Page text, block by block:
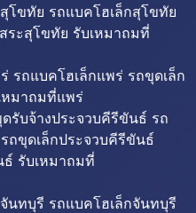
โขทัย รถแบคโฮเล็กสุโขทัย
ระสุโขทัย รับเหมาถมที่
รถแบคโฮเล็กแพร่ รถขุดเล็ก
หมาถมที่แพร่
รับจ้างประจวบคีรีขันธ์ รถ
ถขุดเล็กประจวบคีรีขันธ์
รับเหมาถมที่
นทบุรี รถแบคโฮเล็กจันทบุรี